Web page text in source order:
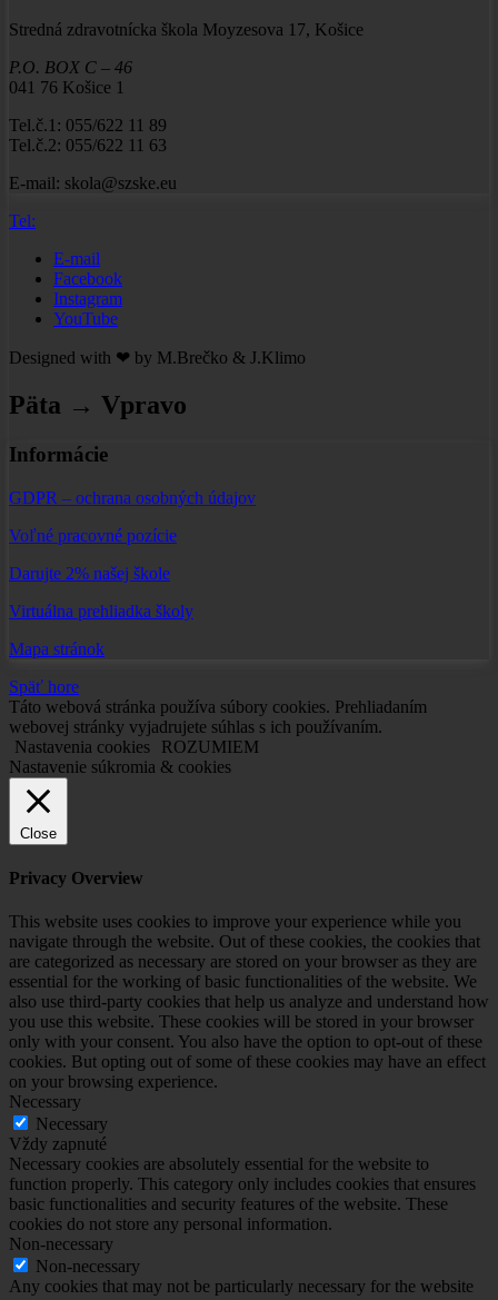
Stredná zdravotnícka škola Moyzesova 17, Košice
P.O. BOX C – 46
041 76 Košice 1
Tel.č.1: 055/622 11 89
Tel.č.2: 055/622 11 63
E-mail: skola@szske.eu
Tel:
E-mail
Facebook
Instagram
YouTube
Designed with ❤ by M.Brečko & J.Klimo
Päta → Vpravo
Informácie
GDPR – ochrana osobných údajov
Voľné pracovné pozície
Darujte 2% našej škole
Virtuálna prehliadka školy
Mapa stránok
Späť hore
Táto webová stránka používa súbory cookies. Prehliadaním
webovej stránky vyjadrujete súhlas s ich používaním.
Nastavenia cookies
ROZUMIEM
Nastavenie súkromia & cookies
Close
Privacy Overview
This website uses cookies to improve your experience while you
navigate through the website. Out of these cookies, the cookies that
are categorized as necessary are stored on your browser as they are
essential for the working of basic functionalities of the website. We
also use third-party cookies that help us analyze and understand how
you use this website. These cookies will be stored in your browser
only with your consent. You also have the option to opt-out of these
cookies. But opting out of some of these cookies may have an effect
on your browsing experience.
Necessary
Necessary
Vždy zapnuté
Necessary cookies are absolutely essential for the website to
function properly. This category only includes cookies that ensures
basic functionalities and security features of the website. These
cookies do not store any personal information.
Non-necessary
Non-necessary
Any cookies that may not be particularly necessary for the website